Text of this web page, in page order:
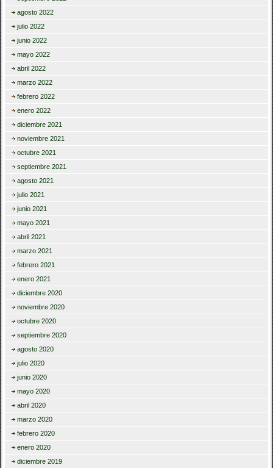
agosto 2022
julio 2022
junio 2022
mayo 2022
abril 2022
marzo 2022
febrero 2022
enero 2022
diciembre 2021
noviembre 2021
octubre 2021
septiembre 2021
agosto 2021
julio 2021
junio 2021
mayo 2021
abril 2021
marzo 2021
febrero 2021
enero 2021
diciembre 2020
noviembre 2020
octubre 2020
septiembre 2020
agosto 2020
julio 2020
junio 2020
mayo 2020
abril 2020
marzo 2020
febrero 2020
enero 2020
diciembre 2019